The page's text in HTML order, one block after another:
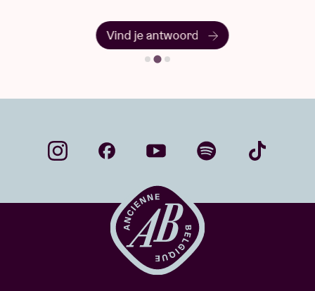
Vind je antwoord